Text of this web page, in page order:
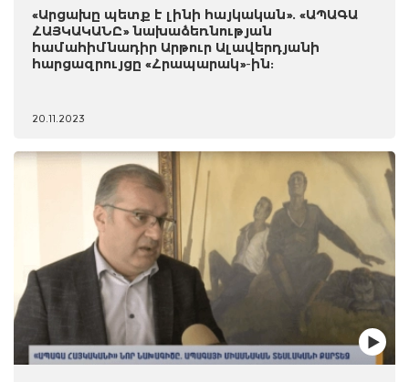
«Արցախը պետք է լինի հայկական». «ԱՊԱԳԱ
ՀԱՅԿԱԿԱՆԸ» նախաձեռնության
համահիմնադիր Արթուր Ալավերդյանի
հարցազրույցը «Հրապարակ»-ին:
20.11.2023